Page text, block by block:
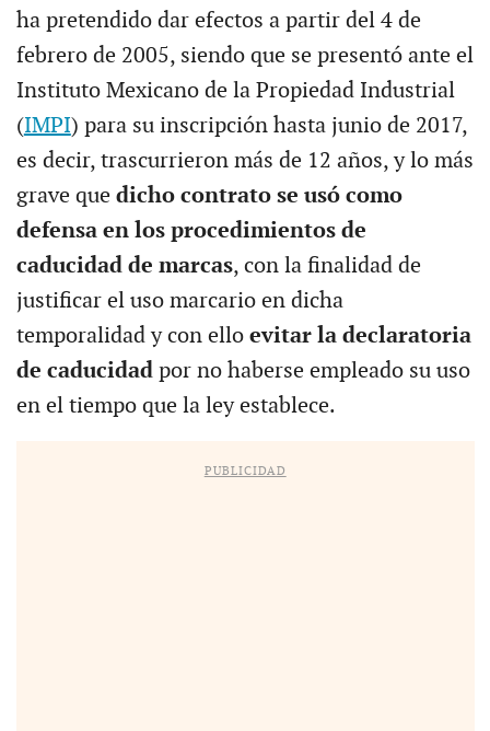
ha pretendido dar efectos a partir del 4 de
febrero de 2005, siendo que se presentó ante el
Instituto Mexicano de la Propiedad Industrial
(IMPI) para su inscripción hasta junio de 2017,
es decir, trascurrieron más de 12 años, y lo más
grave que dicho contrato se usó como
defensa en los procedimientos de
caducidad de marcas, con la finalidad de
justificar el uso marcario en dicha
temporalidad y con elloevitar la declaratoria
de caducidad por no haberse empleado su uso
en el tiempo que la ley establece.
PUBLICIDAD